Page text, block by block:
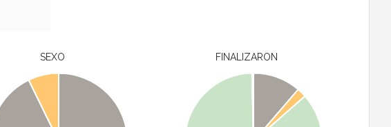
SEXO FINALIZARON